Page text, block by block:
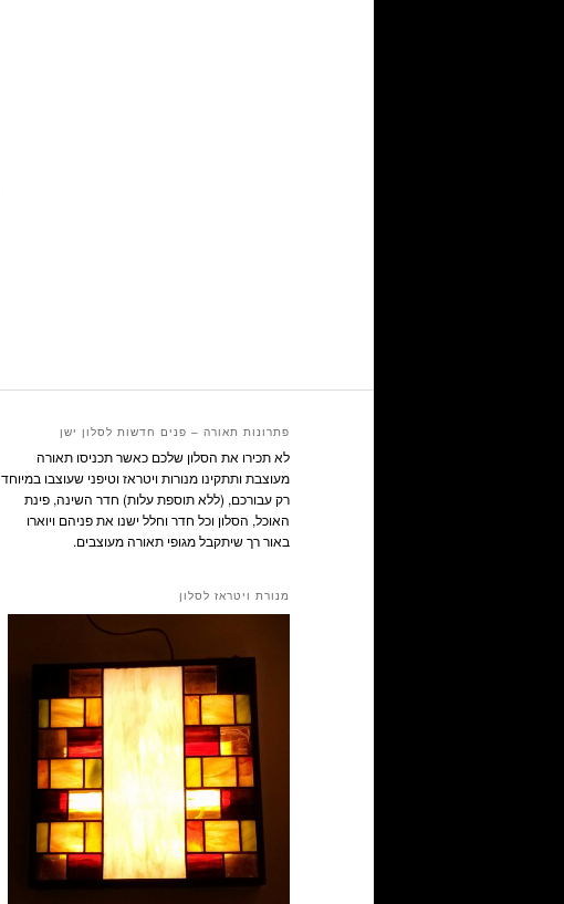
פתרונות תאורה – פנים חדשות לסלון ישן
לא תכירו את הסלון שלכם כאשר תכניסו תאורה
מעוצבת ותתקינו מנורות ויטראז וטיפני שעוצבו במיוחד
רק עבורכם, (ללא תוספת עלות) חדר השינה, פינת
האוכל, הסלון וכל חדר וחלל ישנו את פניהם ויוארו
באור רך שיתקבל מגופי תאורה מעוצבים.
מנורת ויטראז לסלון